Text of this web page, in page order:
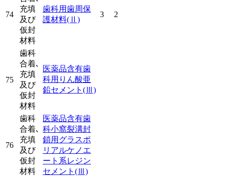
74
充填
及び
仮封
材料
歯科用歯周保
護材料(Ⅱ)
3 2
75
歯科
合着､
充填
及び
仮封
材料
医薬品含有歯
科用りん酸亜
鉛セメント (Ⅲ)
76
歯科
合着､
充填
及び
仮封
材料
医薬品含有歯
科小窩裂溝封
鎖用グラスポ
リアルケノエ
ート系レジン
セメント (Ⅲ)